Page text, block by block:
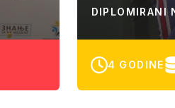
DIPLOMIRANI
4 GODINE